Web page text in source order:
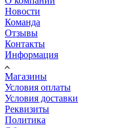
Новости
Команда
Отзывы
Контакты
Информация
Магазины
Условия оплаты
Условия доставки
Реквизиты
Политика